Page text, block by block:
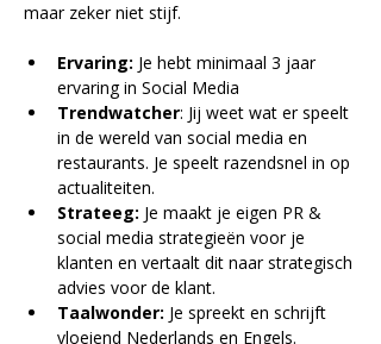
maar zeker niet stijf.
Ervaring: Je hebt minimaal 3 jaar
ervaring in Social Media
Trendwatcher: Jij weet wat er speelt
in de wereld van social media en
restaurants. Je speelt razendsnel in op
actualiteiten.
Strateeg: Je maakt je eigen PR &
social media strategieën voor je
klanten en vertaalt dit naar strategisch
advies voor de klant.
Taalwonder: Je spreekt en schrijft
vloeiend Nederlands en Engels.